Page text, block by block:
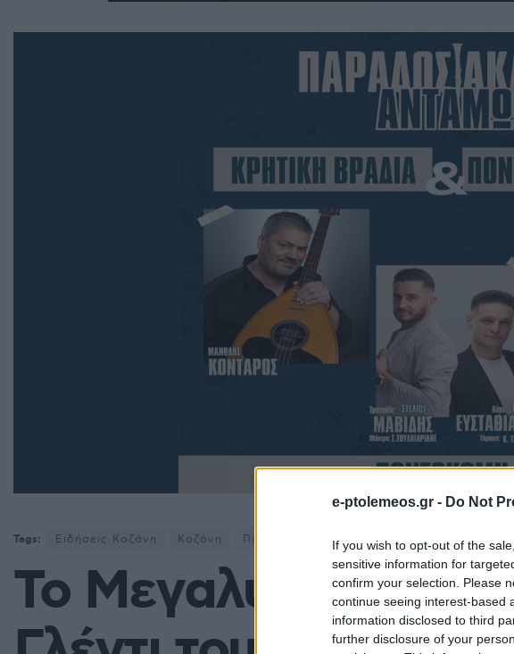
e-ptolemeos.gr - Do Not
If you wish to opt-out of the
sensitive information for
confirm your selection. Please
continue seeing interest-based
information disclosed to third
further disclosure of your
Tags: Ειδήσεις Κοζάνη Κοζάνη Ποντιακά - πόντος Ποντιακό γλέντι
Το Μεγαλύτερο